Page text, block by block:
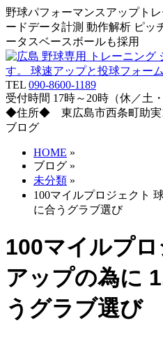
野球パフォーマンスアップト
ードデータ計測 動作解析 ピッ
ータスベースボールも採用
TEL 090-8600-1189
受付時間 17時～20時（休／土
◆住所◆ 東広島市西条町助実
ブログ
HOME »
ブログ »
未分類 »
100マイルプロジェクト
に合うグラブ選び
100マイルプ
アップの為に
うグラブ選び